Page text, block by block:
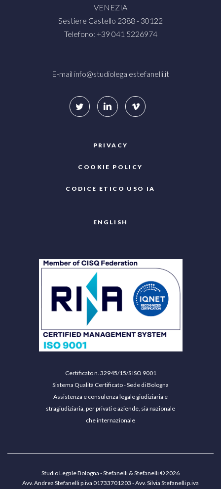
VENEZIA
Sestiere Castello 2388 - 30122
Telefono: +39 041 5226974
E-mail info@studiolegalestefanelli.it
PRIVACY
COOKIE POLICY
CODICE ETICO USO IA
ENGLISH
Certificato n. 32945/15/S ISO 9001
Sistema Qualità Certificato - Sede di Bologna
Assistenza e consulenza legale giudiziaria e
stragiudiziaria, per privati e aziende, sia nazionale
che internazionale
Studio Legale Bologna - Stefanelli & Stefanelli © 2026
Avv. Andrea Stefanelli p.iva 01733701203 - Avv. Silvia Stefanelli p.iva